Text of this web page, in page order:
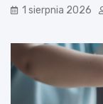
1 sierpnia 2026